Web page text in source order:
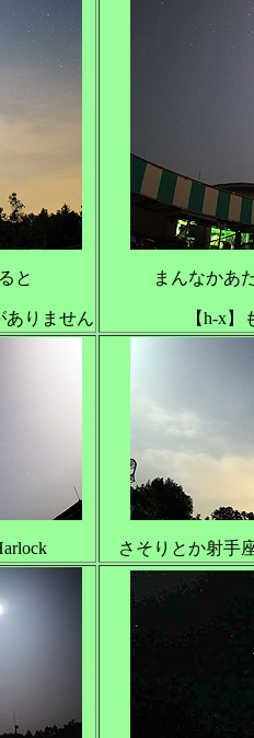
と
ありません
まんなかあ
【h-x
さそりとか射手